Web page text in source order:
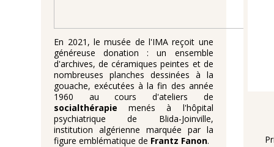
En 2021, le musée de l'IMA reçoit une
généreuse donation : un ensemble
d'archives, de céramiques peintes et de
nombreuses planches dessinées à la
gouache, exécutées à la fin des année
1960 au cours d'ateliers de
socialthérapiemenés à l'hôpital
psychiatrique de Blida-Joinville,
institution algérienne marquée par la
figure emblématique de Frantz Fanon.